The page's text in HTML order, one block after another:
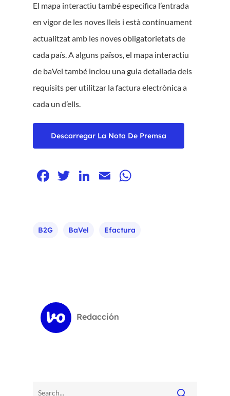
El mapa interactiu també especifica l’entrada
en vigor de les noves lleis i està contínuament
actualitzat amb les noves obligatorietats de
cada país. A alguns països, el mapa interactiu
de baVel també inclou una guia detallada dels
requisits per utilitzar la factura electrònica a
cada un d’ells.
Descarregar La Nota De Premsa
Facebook
Twitter
LinkedIn
Email
B2G BaVel Efactura
Redacción